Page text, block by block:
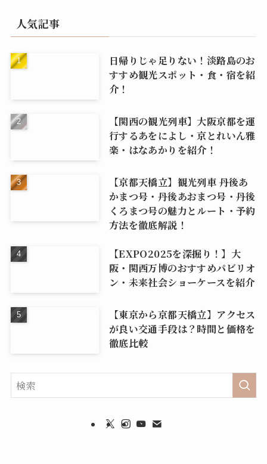
人気記事
日帰りじゃ足りない！淡路島のお
すすめ観光スポット・食・宿を紹
介！
【関西の観光列車】大阪京都を運
行するあをによし・京とれいん雅
楽・はなあかりを紹介！
【京都天橋立】観光列車 丹後あ
かまつ号・丹後あおまつ号・丹後
くろまつ号の魅力とルート・予約
方法を徹底解説！
【EXPO2025を深掘り！】大
阪・関西万博のおすすめパビリオ
ン・未来社会ショーケースを紹介
【東京から京都天橋立】アクセス
が良い交通手段は？時間と価格を
徹底比較